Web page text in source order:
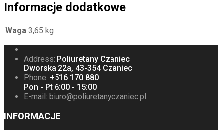
Informacje dodatkowe
Waga 3,65 kg
Address: Poliuretany Czaniec
Dworska 22a, 43-354 Czaniec
Phone: +516 170 880
Pon - Pt 6:00 - 15:00
E-mail: biuro@poliuretanyczaniec.pl
INFORMACJE